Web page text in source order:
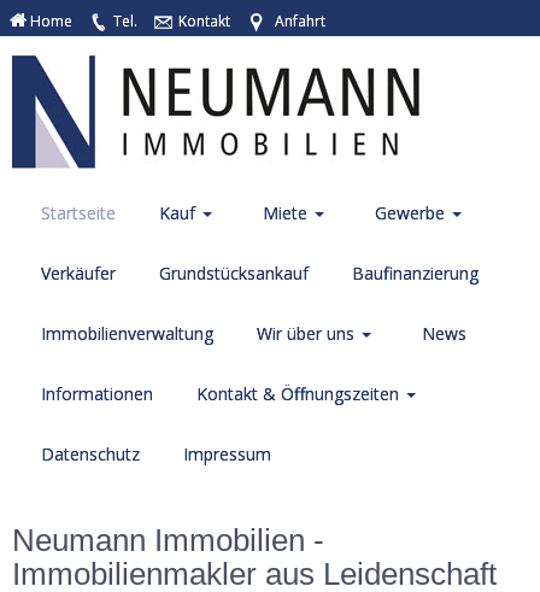
Home Tel. Kontakt Anfahrt
Startseite Kauf Miete Gewerbe
Verkäufer Grundstücksankauf Baufinanzierung
Immobilienverwaltung Wir über uns News
Informationen Kontakt & Öffnungszeiten
Datenschutz Impressum
Neumann Immobilien -
Immobilienmakler aus Leidenschaft